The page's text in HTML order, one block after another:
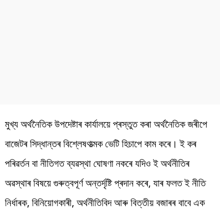
মুখ্য অৰ্থনৈতিক উপদেষ্টাৰ কাৰ্যালয়ে প্ৰস্তুত কৰা অৰ্থনৈতিক জৰীপে
বাজেটৰ সিদ্ধান্তৰ বিশ্লেষণাত্মক ভেটি হিচাপে কাম কৰে। ই কৰ
পৰিৱৰ্তন বা নীতিগত ব্যৱস্থা ঘোষণা নকৰে যদিও ই অৰ্থনীতিৰ
অৱস্থাৰ বিষয়ে গুৰুত্বপূৰ্ণ অন্তৰ্দৃষ্টি প্ৰদান কৰে, যাৰ ফলত ই নীতি
নিৰ্ধাৰক, বিনিয়োগকাৰী, অৰ্থনীতিবিদ আৰু বিত্তীয় বজাৰৰ বাবে এক